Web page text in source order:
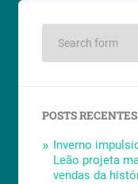
POSTS RECENTES
Inverno
Leão projeta
vendas da